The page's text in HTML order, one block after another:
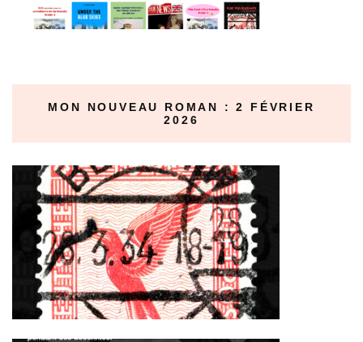
MON NOUVEAU ROMAN : 2 FÉVRIER
2026